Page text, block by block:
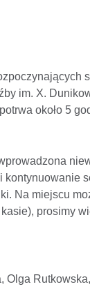
im. X.
około 5
kontynuowanie
Na miejscu
prosimy
Olga